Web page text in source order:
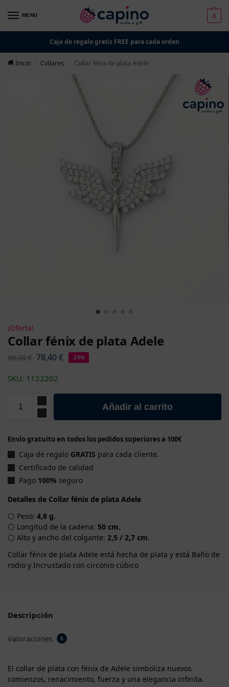
MENU 0
Caja de regalo gratis FREE para cada orden
Inicio Collares Collar fénix de plata Adele
¡Oferta!
Collar fénix de plata Adele
98,00€ 78,40€ -20%
SKU: 1122202
Añadir al carrito
Envío gratuito en todos los pedidos superiores a 100€
Caja de regalo GRATIS para cada cliente.
Certificado de calidad
Pago 100% seguro
Detalles de Collar fénix de plata Adele
⚪ Peso: 4,8 g.
⚪ Longitud de la cadena: 50 cm.
⚪ Alto y ancho del colgante: 2,5 / 2,7 cm.
Collar fénix de plata Adele está hecha de plata y está Baño de
rodio y Incrustado con circonio cúbico
Descripción
Valoraciones 0
El collar de plata con fénix de Adele simboliza nuevos
comienzos, renacimiento, fuerza y ​​una elegancia infinita.